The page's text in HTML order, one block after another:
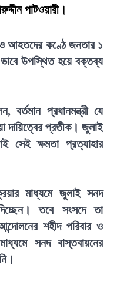
পাটওয়ারী।
আহতদের কণ্ঠে জনতার ১
উপস্থিত হয়ে বক্তব্য
বর্তমান প্রধানমন্ত্রী যে
দায়িত্বের প্রতীক। জুলাই
সেই ক্ষমতা প্রত্যাহার
মাধ্যমে জুলাই সনদ
তবে সংসদে তা
শহীদ পরিবার ও
সনদ বাস্তবায়নের